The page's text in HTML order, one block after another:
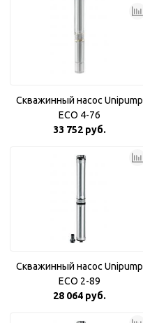
Скважинный насос Unipump
ECO 4-76
33 752 руб.
Скважинный насос Unipump
ECO 2-89
28 064 руб.